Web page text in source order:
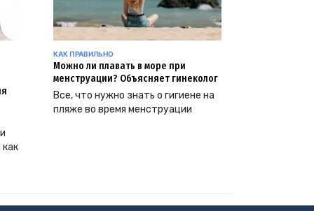
КАК ПРАВИЛЬНО
Можно ли плавать в море при
менструации? Объясняет гинеколог
Все, что нужно знать о гигиене на
пляже во время менструации